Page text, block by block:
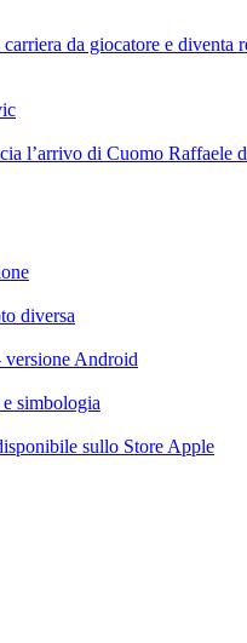
da giocatore e diventa
l’arrivo di Cuomo Raffaele
diversa
Android
simbologia
sullo Store Apple